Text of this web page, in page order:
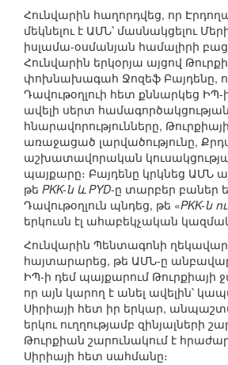
Հունվարին հաղորդվեց, որ
մեկնելու է ԱՄՆ՝ մասնակցելու
իսլամա-օսմանյան համալիրի
Հունվարին երկօրյա այցով
փոխնախագահ Ջոզեֆ Բայդենը,
Դավութօղլուի հետ քննարկեց
ավելի սերտ համագործակցության
հնարավորությունները,
առաջացած լարվածությունը,
աշխատավորական
պայքարը։ Բայդենը կրկնեց ԱՄՆ
թե PKK-ն և PYD-ը տարբեր բաներ
Դավութօղլուն պնդեց, թե «PKK-ն
երկուսն էլ ահաբեկչական
Հունվարին Պենտագոնի
հայտարարեց, թե ԱՄՆ-ը
ԻՊ-ի դեմ պայքարում Թուրքիայի
որ այն կարող է անել ավելին՝
Սիրիայի հետ իր երկար,
երկու ուղղությամբ զինյալների
Թուրքիան շարունակում է
Սիրիայի հետ սահմանը։